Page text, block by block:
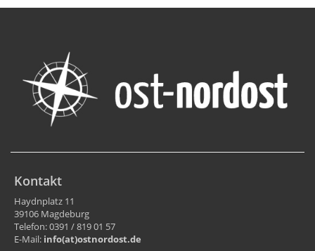
Kontakt
Haydnplatz 11
39106 Magdeburg
Telefon: 0391 / 819 01 57
E-Mail: info(at)ostnordost.de